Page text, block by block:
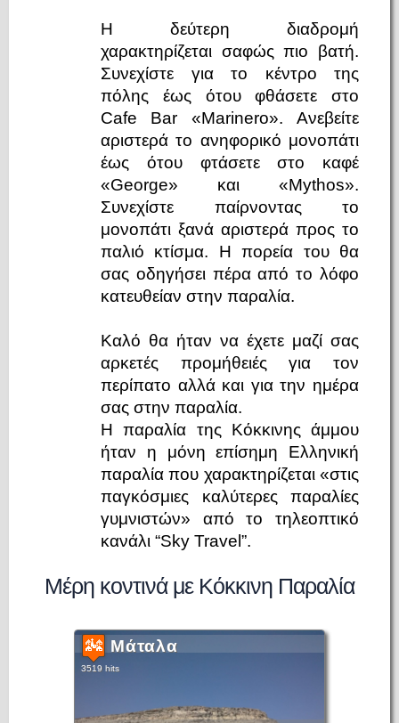
Η δεύτερη διαδρομή
χαρακτηρίζεται σαφώς πιο βατή.
Συνεχίστε για το κέντρο της
πόλης έως ότου φθάσετε στο
Cafe Bar «Marinero». Ανεβείτε
αριστερά το ανηφορικό μονοπάτι
έως ότου φτάσετε στο καφέ
«George» και «Mythos».
Συνεχίστε παίρνοντας το
μονοπάτι ξανά αριστερά προς το
παλιό κτίσμα. Η πορεία του θα
σας οδηγήσει πέρα από το λόφο
κατευθείαν στην παραλία.
Καλό θα ήταν να έχετε μαζί σας
αρκετές προμήθειές για τον
περίπατο αλλά και για την ημέρα
σας στην παραλία.
Η παραλία της Κόκκινης άμμου
ήταν η μόνη επίσημη Ελληνική
παραλία που χαρακτηρίζεται «στις
παγκόσμιες καλύτερες παραλίες
γυμνιστών» από το τηλεοπτικό
κανάλι “Sky Travel”.
Μέρη κοντινά με Κόκκινη Παραλία
Μάταλα
3519 hits